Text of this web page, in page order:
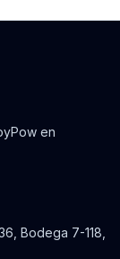
en
Bodega 7-118,